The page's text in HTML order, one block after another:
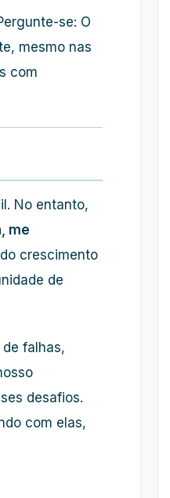
se: O
mesmo nas
com
No entanto,
me
crescimento
de
falhas,
desafios.
com elas,